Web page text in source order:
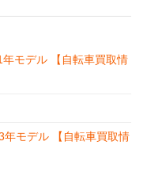
モデル 【自転車買取情
モデル 【自転車買取情